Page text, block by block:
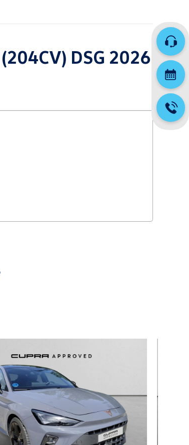
DSG 2026